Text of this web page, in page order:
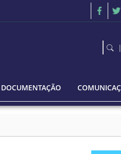
DOCUMENTAÇÃO